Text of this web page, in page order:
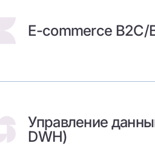
E-commerce B2C/
Управление
DWH)